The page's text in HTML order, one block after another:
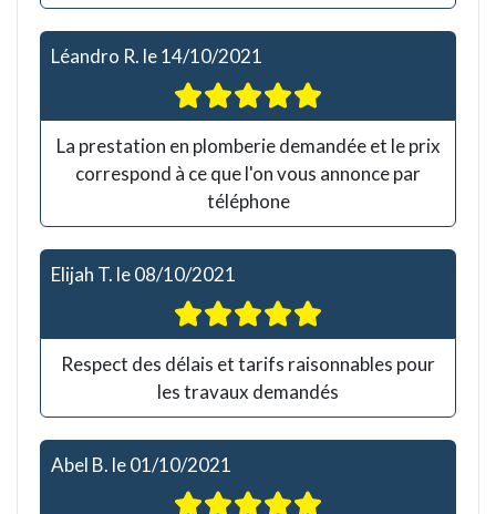
Léandro R. le14/10/2021
La prestation en plomberie demandée et le prix
correspond à ce que l'on vous annonce par
téléphone
Elijah T. le08/10/2021
Respect des délais et tarifs raisonnables pour
les travaux demandés
Abel B. le01/10/2021